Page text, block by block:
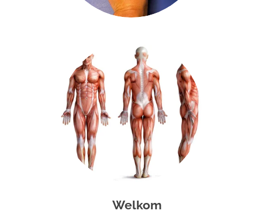
Welkom